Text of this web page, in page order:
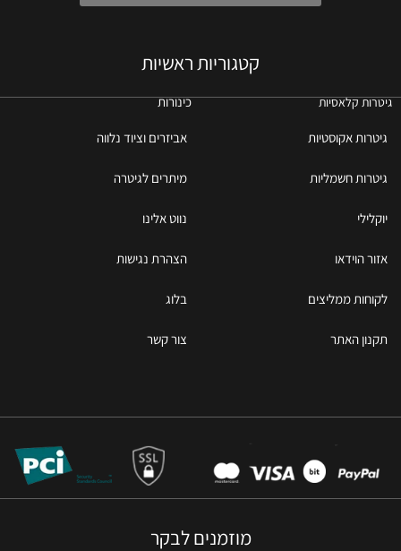
קטגוריות ראשיות
גיטרות קלאסיות כינורות
גיטרות אקוסטיות אביזרים וציוד נלווה
גיטרות חשמליות מיתרים לגיטרה
יוקלילי נווט אלינו
אזור הוידאו הצהרת נגישות
לקוחות ממליצים בלוג
תקנון האתר צור קשר
מוזמנים לבקר